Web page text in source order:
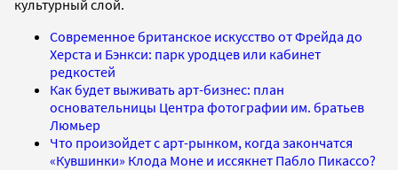
культурный слой.
Современное британское искусство от Фрейда до
Херста и Бэнкси: парк уродцев или кабинет
редкостей
Как будет выживать арт-бизнес: план
основательницы Центра фотографии им. братьев
Люмьер
Что произойдет с арт-рынком, когда закончатся
«Кувшинки» Клода Моне и иссякнет Пабло Пикассо?